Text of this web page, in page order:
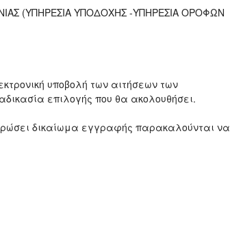
(ΥΠΗΡΕΣΙΑ ΥΠΟΔΟΧΗΣ -ΥΠΗΡΕΣΙΑ ΟΡΟΦΩΝ
υποβολή των αιτήσεων των
επιλογής που θα ακολουθήσει.
δικαίωμα εγγραφής παρακαλούνται να